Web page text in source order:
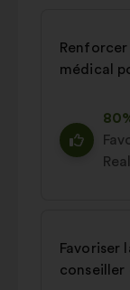
médical
Favoriser
conseiller